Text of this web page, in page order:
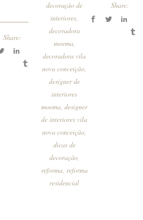
Share:
decoração de
interiores,
decoradora
moema,
decoradora vila
nova conceição,
designer de
interiores
moema,designer
de interiores vila
nova conceição,
dicas de
decoração,
reforma, reforma
residencial
Share: